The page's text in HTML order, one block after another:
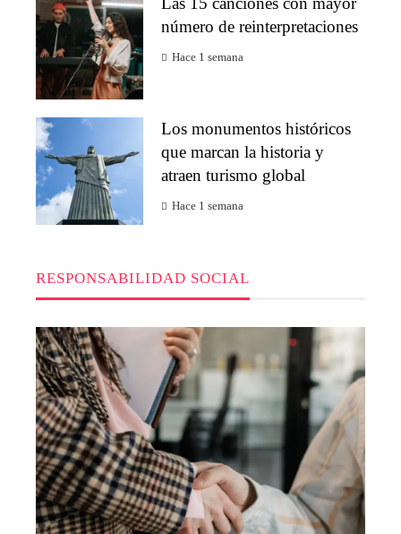
número de reinterpretaciones
Hace 1 semana
Los monumentos históricos
que marcan la historia y
atraen turismo global
Hace 1 semana
RESPONSABILIDAD SOCIAL